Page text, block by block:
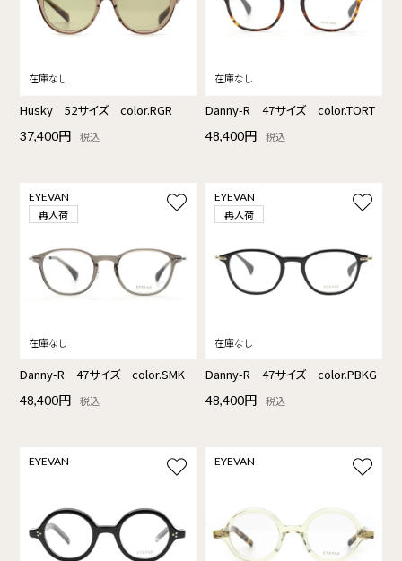
Husky 52サイズ color.RGR
37,400円 税込
Danny-R 47サイズ color.TORT
48,400円 税込
EYEVAN
再入荷
Danny-R 47サイズ color.SMK
48,400円 税込
EYEVAN
再入荷
Danny-R 47サイズ color.PBKG
48,400円 税込
EYEVAN EYEVAN